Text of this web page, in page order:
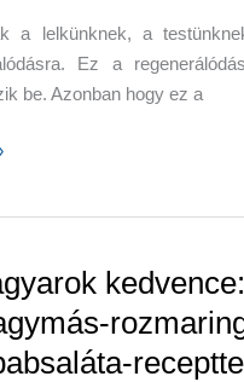
a lelkünknek, a
Ez a
be. Azonban hogy ez a